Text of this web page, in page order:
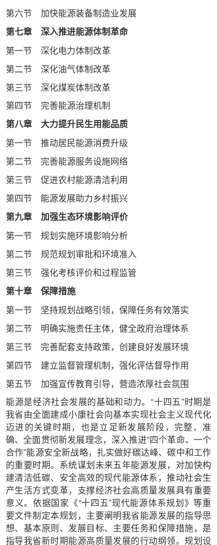
第六节 加快能源装备制造业发展
第七章 深入推进能源体制革命
第一节 深化电力体制改革
第二节 深化油气体制改革
第三节 深化煤炭体制改革
第四节 完善能源治理机制
第八章 大力提升民生用能品质
第一节 推动居民能源消费升级
第二节 完善能源服务设施网络
第三节 促进农村能源清洁利用
第四节 能源发展助力乡村振兴
第九章 加强生态环境影响评价
第一节 规划实施环境影响分析
第二节 规范规划审批和环境准入
第三节 强化考核评价和过程监管
第十章 保障措施
第一节 坚持规划战略引领，保障任务有效落实
第二节 明确实施责任主体，健全政府治理体系
第三节 完善配套支持政策，创建良好发展环境
第四节 建立监督管理机制，强化评估督导作用
第五节 加强宣传教育引导，营造浓厚社会氛围
能源是经济社会发展的基础和动力。“十四五”时期是
我省由全面建成小康社会向基本实现社会主义现代化
迈进的关键时期，也是立足新发展阶段，完整、准
确、全面贯彻新发展理念，深入推进“四个革命、一个
合作”能源安全新战略，扎实做好碳达峰、碳中和工作
的重要时期。系统谋划未来五年能源发展，对加快构
建清洁低碳、安全高效的现代能源体系，推动社会生
产生活方式变革，支撑经济社会高质量发展具有重要
意义。依据国家《“十四五”现代能源体系规划》等重
要文件制定本规划，主要阐明我省能源发展的指导思
想、基本原则、发展目标、主要任务和保障措施，是
指导我省新时期能源高质量发展的行动纲领。规划设